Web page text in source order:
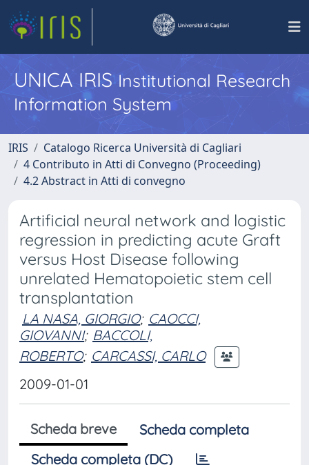
UNICA IRISInstitutional Research
Information System
IRIS
Catalogo Ricerca Università di Cagliari
4 Contributo in Atti di Convegno (Proceeding)
4.2 Abstract in Atti di convegno
Artificial neural network and logistic
regression in predicting acute Graft
versus Host Disease following
unrelated Hematopoietic stem cell
transplantation
LA NASA, GIORGIO; CAOCCI,
GIOVANNI; BACCOLI,
ROBERTO; CARCASSI, CARLO
2009-01-01
Scheda breve
Scheda completa
Scheda completa (DC)